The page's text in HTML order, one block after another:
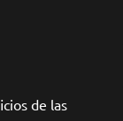
de las